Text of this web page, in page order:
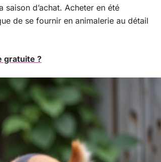
d’achat. Acheter en été
de se fournir en animalerie au détail
gratuite ?